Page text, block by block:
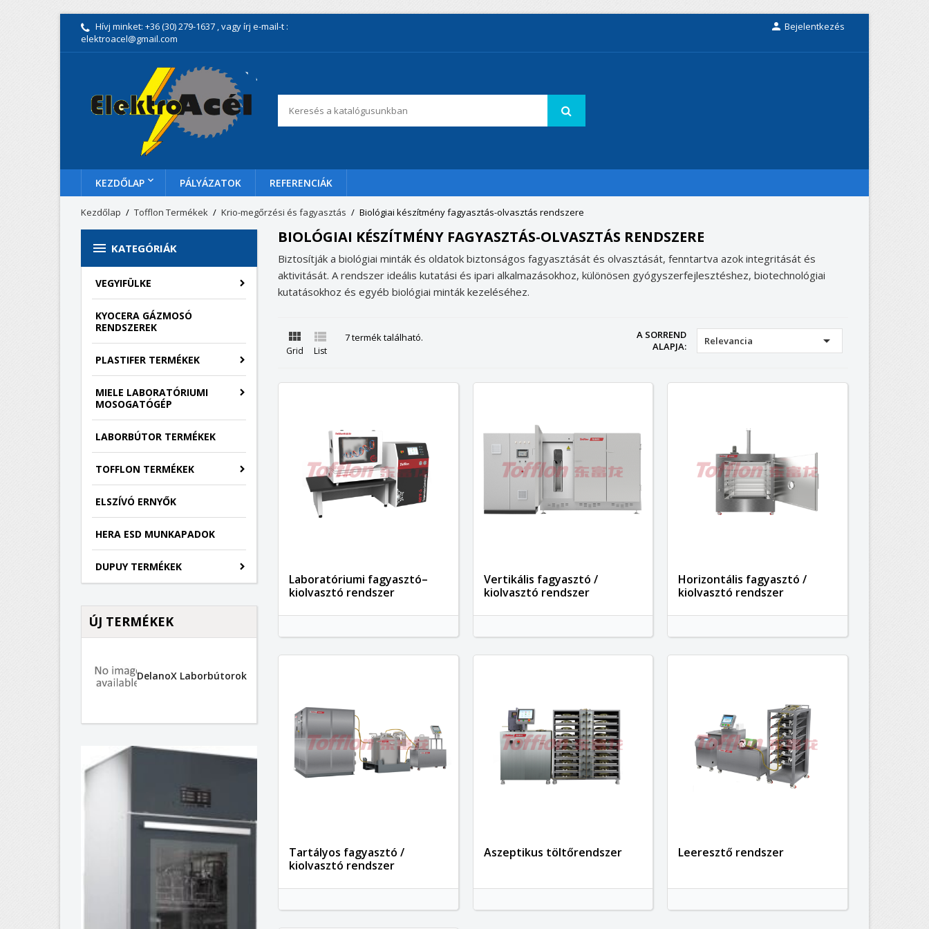
Hívj minket: +36 (30) 279-1637 , vagy írj e-mail-t :
elektroacel@gmail.com
 Bejelentkezés
KEZDŐLAP PÁLYÁZATOK REFERENCIÁK
Kezdőlap Tofflon Termékek Krio-megőrzési és fagyasztás Biológiai készítmény fagyasztás-olvasztás rendszere
 KATEGÓRIÁK
VEGYIFÜLKE
KYOCERA GÁZMOSÓ
RENDSZEREK
PLASTIFER TERMÉKEK
MIELE LABORATÓRIUMI
MOSOGATÓGÉP
LABORBÚTOR TERMÉKEK
TOFFLON TERMÉKEK
ELSZÍVÓ ERNYŐK
HERA ESD MUNKAPADOK
DUPUY TERMÉKEK
ÚJ TERMÉKEK
DelanoX Laborbútorok
BIOLÓGIAI KÉSZÍTMÉNY FAGYASZTÁS-OLVASZTÁS RENDSZERE
Biztosítják a biológiai minták és oldatok biztonságos fagyasztását és olvasztását, fenntartva azok integritását és
aktivitását. A rendszer ideális kutatási és ipari alkalmazásokhoz, különösen gyógyszerfejlesztéshez, biotechnológiai
kutatásokhoz és egyéb biológiai minták kezeléséhez.

Grid

List
7 termék található.
A SORREND
ALAPJA:
Relevancia 
Laboratóriumi fagyasztó–
kiolvasztó rendszer
Vertikális fagyasztó /
kiolvasztó rendszer
Horizontális fagyasztó /
kiolvasztó rendszer
Tartályos fagyasztó /
kiolvasztó rendszer
Aszeptikus töltőrendszer Leeresztő rendszer